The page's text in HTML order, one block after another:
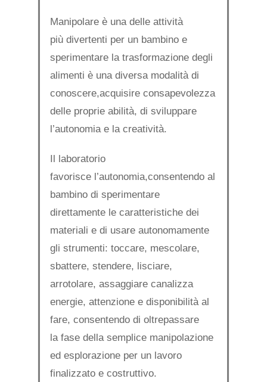
Manipolare è una delle attività
più divertenti per un bambino e
sperimentare la trasformazione degli
alimenti è una diversa modalità di
conoscere,acquisire consapevolezza
delle proprie abilità, di sviluppare
l’autonomia e la creatività.
Il laboratorio
favorisce l’autonomia,consentendo al
bambino di sperimentare
direttamente le caratteristiche dei
materiali e di usare autonomamente
gli strumenti: toccare, mescolare,
sbattere, stendere, lisciare,
arrotolare, assaggiare canalizza
energie, attenzione e disponibilità al
fare, consentendo di oltrepassare
la fase della semplice manipolazione
ed esplorazione per un lavoro
finalizzato e costruttivo.